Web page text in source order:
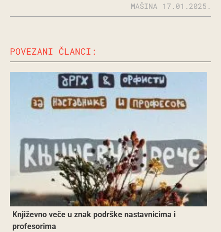
MAŠINA 17.01.2025.
POVEZANI ČLANCI:
Književno veče u znak podrške nastavnicima i
profesorima